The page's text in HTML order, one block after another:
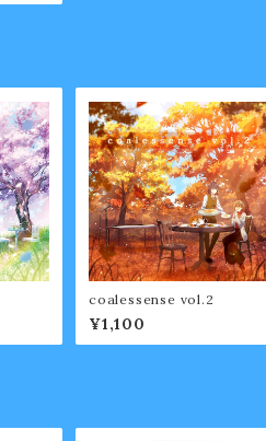
coalessense vol.2
¥1,100